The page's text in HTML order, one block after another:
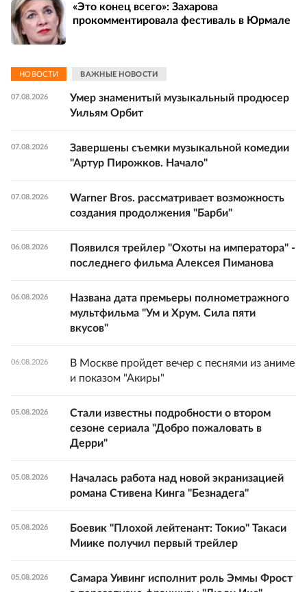
«Это конец всего»: Захарова
прокомментировала фестиваль в Юрмале
НОВОСТИ ВАЖНЫЕ НОВОСТИ
07.08.2026
Умер знаменитый музыкальный продюсер
Уильям Орбит
07.08.2026
Завершены съемки музыкальной комедии
"Артур Пирожков. Начало"
07.08.2026
Warner Bros. рассматривает возможность
создания продолжения "Барби"
06.08.2026
Появился трейлер "Охоты на императора" -
последнего фильма Алексея Пиманова
06.08.2026
Названа дата премьеры полнометражного
мультфильма "Ум и Хрум. Сила пяти
вкусов"
06.08.2026
В Москве пройдет вечер с песнями из аниме
и показом "Акиры"
05.08.2026
Стали известны подробности о втором
сезоне сериала "Добро пожаловать в
Дерри"
05.08.2026
Началась работа над новой экранизацией
романа Стивена Кинга "Безнадега"
05.08.2026
Боевик "Плохой лейтенант: Токио" Такаси
Миике получил первый трейлер
05.08.2026
Самара Уивинг исполнит роль Эммы Фрост